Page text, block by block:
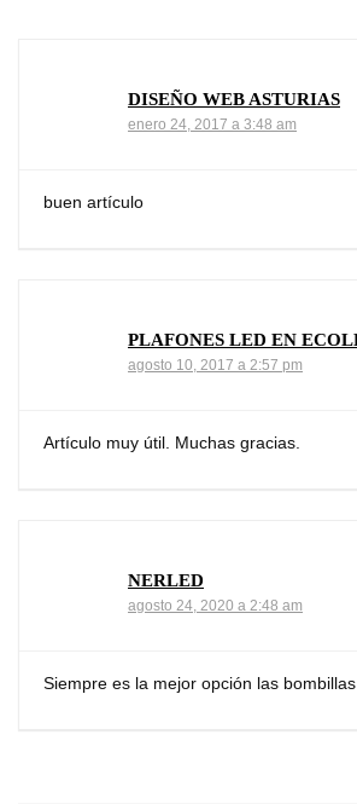
DISEÑO WEB ASTURIAS
enero 24, 2017 a 3:48 am
buen artículo
PLAFONES LED EN
agosto 10, 2017 a 2:57 pm
Artículo muy útil. Muchas gracias.
NERLED
agosto 24, 2020 a 2:48 am
Siempre es la mejor opción las